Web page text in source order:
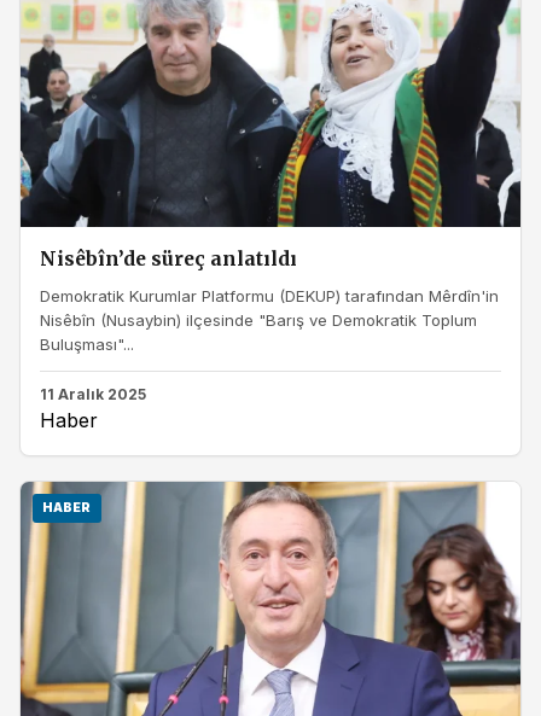
Nisêbîn’de süreç anlatıldı
Demokratik Kurumlar Platformu (DEKUP) tarafından Mêrdîn'in
Nisêbîn (Nusaybin) ilçesinde "Barış ve Demokratik Toplum
Buluşması"...
11 Aralık 2025
Haber
HABER